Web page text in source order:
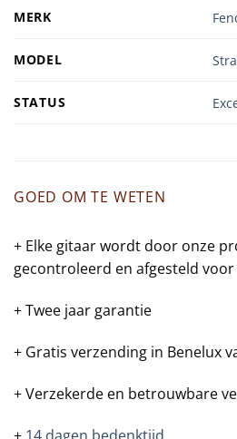
MERK
MODEL
STATUS
GOED OM TE WETEN
+ Elke gitaar wordt door onze
gecontroleerd en afgesteld
+ Twee jaar garantie
+ Gratis verzending in Benelux
+ Verzekerde en betrouwbare
+ 14 dagen bedenktijd